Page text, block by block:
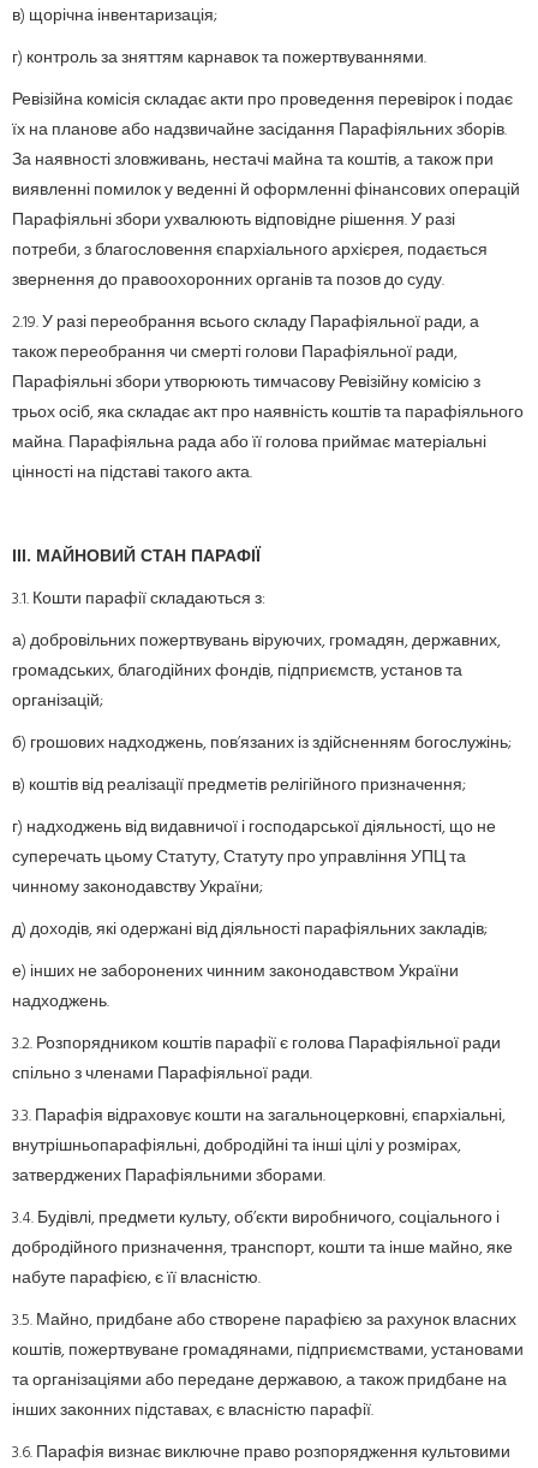
в) щорічна інвентаризація;
г) контроль за зняттям карнавок та пожертвуваннями.
Ревізійна комісія складає акти про проведення перевірок і подає
їх на планове або надзвичайне засідання Парафіяльних зборів.
За наявності зловживань, нестачі майна та коштів, а також при
виявленні помилок у веденні й оформленні фінансових операцій
Парафіяльні збори ухвалюють відповідне рішення. У разі
потреби, з благословення єпархіального архієрея, подається
звернення до правоохоронних органів та позов до суду.
2.19. У разі переобрання всього складу Парафіяльної ради, а
також переобрання чи смерті голови Парафіяльної ради,
Парафіяльні збори утворюють тимчасову Ревізійну комісію з
трьох осіб, яка складає акт про наявність коштів та парафіяльного
майна. Парафіяльна рада або її голова приймає матеріальні
цінності на підставі такого акта.
ІІІ. МАЙНОВИЙ СТАН ПАРАФІЇ
3.1. Кошти парафії складаються з:
а) добровільних пожертвувань віруючих, громадян, державних,
громадських, благодійних фондів, підприємств, установ та
організацій;
б) грошових надходжень, пов’язаних із здійсненням богослужінь;
в) коштів від реалізації предметів релігійного призначення;
г) надходжень від видавничої і господарської діяльності, що не
суперечать цьому Статуту, Статуту про управління УПЦ та
чинному законодавству України;
д) доходів, які одержані від діяльності парафіяльних закладів;
е) інших не заборонених чинним законодавством України
надходжень.
3.2. Розпорядником коштів парафії є голова Парафіяльної ради
спільно з членами Парафіяльної ради.
3.3. Парафія відраховує кошти на загальноцерковні, єпархіальні,
внутрішньопарафіяльні, добродійні та інші цілі у розмірах,
затверджених Парафіяльними зборами.
3.4. Будівлі, предмети культу, об’єкти виробничого, соціального і
добродійного призначення, транспорт, кошти та інше майно, яке
набуте парафією, є її власністю.
3.5. Майно, придбане або створене парафією за рахунок власних
коштів, пожертвуване громадянами, підприємствами, установами
та організаціями або передане державою, а також придбане на
інших законних підставах, є власністю парафії.
3.6. Парафія визнає виключне право розпорядження культовими